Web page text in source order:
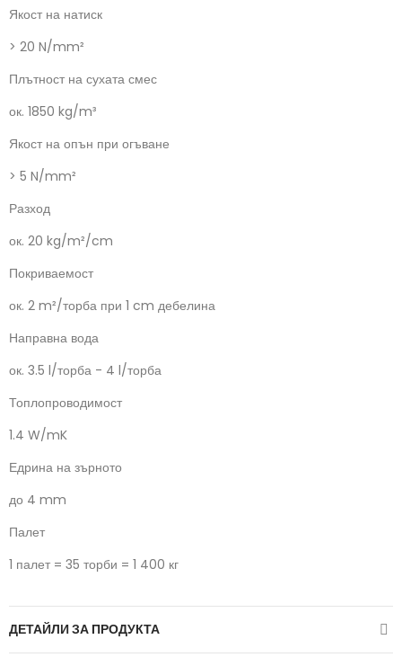
Якост на натиск
> 20 N/mm²
Плътност на сухата смес
ок. 1850 kg/m³
Якост на опън при огъване
> 5 N/mm²
Разход
ок. 20 kg/m²/cm
Покриваемост
ок. 2 m²/торба при 1 cm дебелина
Направна вода
ок. 3.5 l/торба - 4 l/торба
Топлопроводимост
1.4 W/mK
Едрина на зърното
до 4 mm
Палет
1 палет = 35 торби = 1 400 кг
ДЕТАЙЛИ ЗА ПРОДУКТА